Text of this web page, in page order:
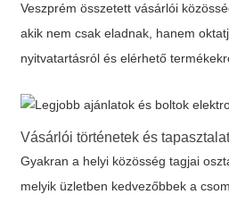
Veszprém összetett vásárlói
akik nem csak eladnak, hanem
nyitvatartásról és elérhető
Vásárlói történetek és
Gyakran a helyi közösség tagjai
melyik üzletben kedvezőbbek a